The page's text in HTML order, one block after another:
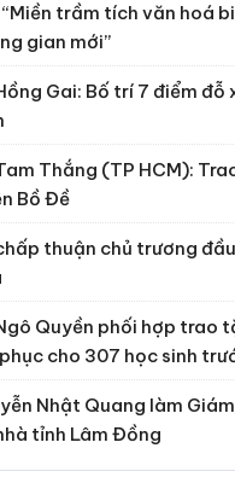
trầm tích văn hoá
gian mới”
Gai: Bố trí 7 điểm đỗ
Thắng (TP HCM):
Bồ Đề
thuận chủ trương
Quyền phối hợp trao
cho 307 học sinh
Nhật Quang làm
tỉnh Lâm Đồng